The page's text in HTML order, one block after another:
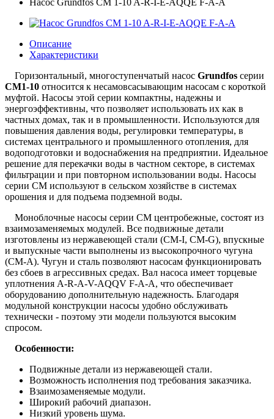
Описание
Характеристики
Горизонтальный, многоступенчатый насос Grundfos серии
CM1-10 относится к несамовсасывающим насосам с короткой
муфтой. Насосы этой серии компактны, надежны и
энергоэффективны, что позволяет использовать их как в
частных домах, так и в промышленности. Используются для
повышения давления воды, регулировки температуры, в
системах центрального и промышленного отопления, для
водоподготовки и водоснабжения на предприятии. Идеальное
решение для перекачки воды в частном секторе, в системах
фильтрации и при повторном использовании воды. Насосы
серии СМ используют в сельском хозяйстве в системах
орошения и для подъема подземной воды.
Моноблочные насосы серии CM центробежные, состоят из
взаимозаменяемых модулей. Все подвижные детали
изготовлены из нержавеющей стали (СМ-I, СМ-G), впускные
и выпускные части выполнены из высокопрочного чугуна
(СМ-А). Чугун и сталь позволяют насосам функционировать
без сбоев в агрессивных средах. Вал насоса имеет торцевые
уплотнения A-R-A-V-AQQV F-A-A, что обеспечивает
оборудованию дополнительную надежность. Благодаря
модульной конструкции насосы удобно обслуживать
технически - поэтому эти модели пользуются высоким
спросом.
Особенности:
Подвижные детали из нержавеющей стали.
Возможность исполнения под требования заказчика.
Взаимозаменяемые модули.
Широкий рабочий диапазон.
Низкий уровень шума.